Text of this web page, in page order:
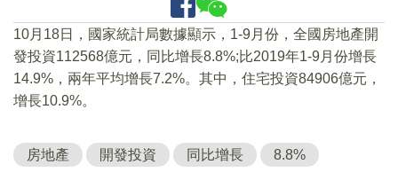
10月18日，國家統計局數據顯示，1-9月份，全國房地產開
發投資112568億元，同比增長8.8%;比2019年1-9月份增長
14.9%，兩年平均增長7.2%。其中，住宅投資84906億元，
增長10.9%。
房地產 開發投資 同比增長 8.8%